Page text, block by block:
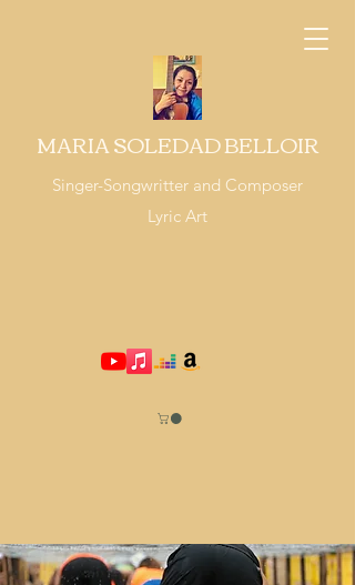
MARIA SOLEDAD BELLOIR
Singer-Songwritter and Composer
Lyric Art